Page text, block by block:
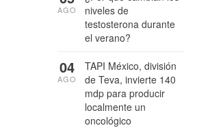
niveles de
testosterona durante
el verano?
AGO
TAPI México, división
de Teva, invierte 140
mdp para producir
localmente un
oncológico
04
AGO